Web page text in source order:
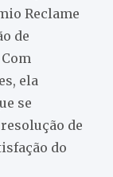
Reclame
de
Com
ela
se
de
do